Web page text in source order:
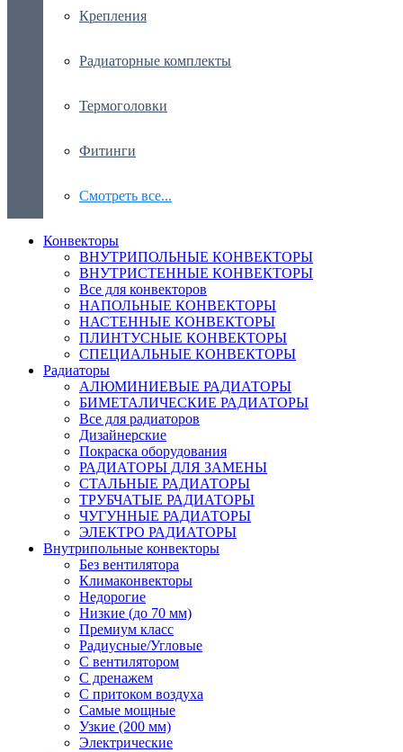
Крепления
Радиаторные комплекты
Термоголовки
Фитинги
Смотреть все...
Конвекторы
ВНУТРИПОЛЬНЫЕ КОНВЕКТОРЫ
ВНУТРИСТЕННЫЕ КОНВЕКТОРЫ
Все для конвекторов
НАПОЛЬНЫЕ КОНВЕКТОРЫ
НАСТЕННЫЕ КОНВЕКТОРЫ
ПЛИНТУСНЫЕ КОНВЕКТОРЫ
СПЕЦИАЛЬНЫЕ КОНВЕКТОРЫ
Радиаторы
АЛЮМИНИЕВЫЕ РАДИАТОРЫ
БИМЕТАЛИЧЕСКИЕ РАДИАТОРЫ
Все для радиаторов
Дизайнерские
Покраска оборудования
РАДИАТОРЫ ДЛЯ ЗАМЕНЫ
СТАЛЬНЫЕ РАДИАТОРЫ
ТРУБЧАТЫЕ РАДИАТОРЫ
ЧУГУННЫЕ РАДИАТОРЫ
ЭЛЕКТРО РАДИАТОРЫ
Внутрипольные конвекторы
Без вентилятора
Климаконвекторы
Недорогие
Низкие (до 70 мм)
Премиум класс
Радиусные/Угловые
С вентилятором
С дренажем
С притоком воздуха
Самые мощные
Узкие (200 мм)
Электрические